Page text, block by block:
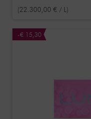
(22.300,00 € / L)
-€ 15,30